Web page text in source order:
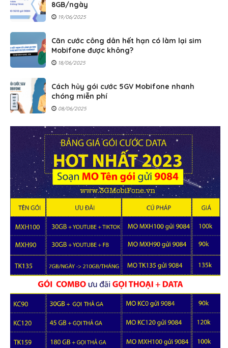
8GB/ngày
19/06/2025
Căn cước công dân hết hạn có làm lại sim
Mobifone được không?
18/06/2025
Cách hủy gói cước 5GV Mobifone nhanh
chóng miễn phí
08/06/2025